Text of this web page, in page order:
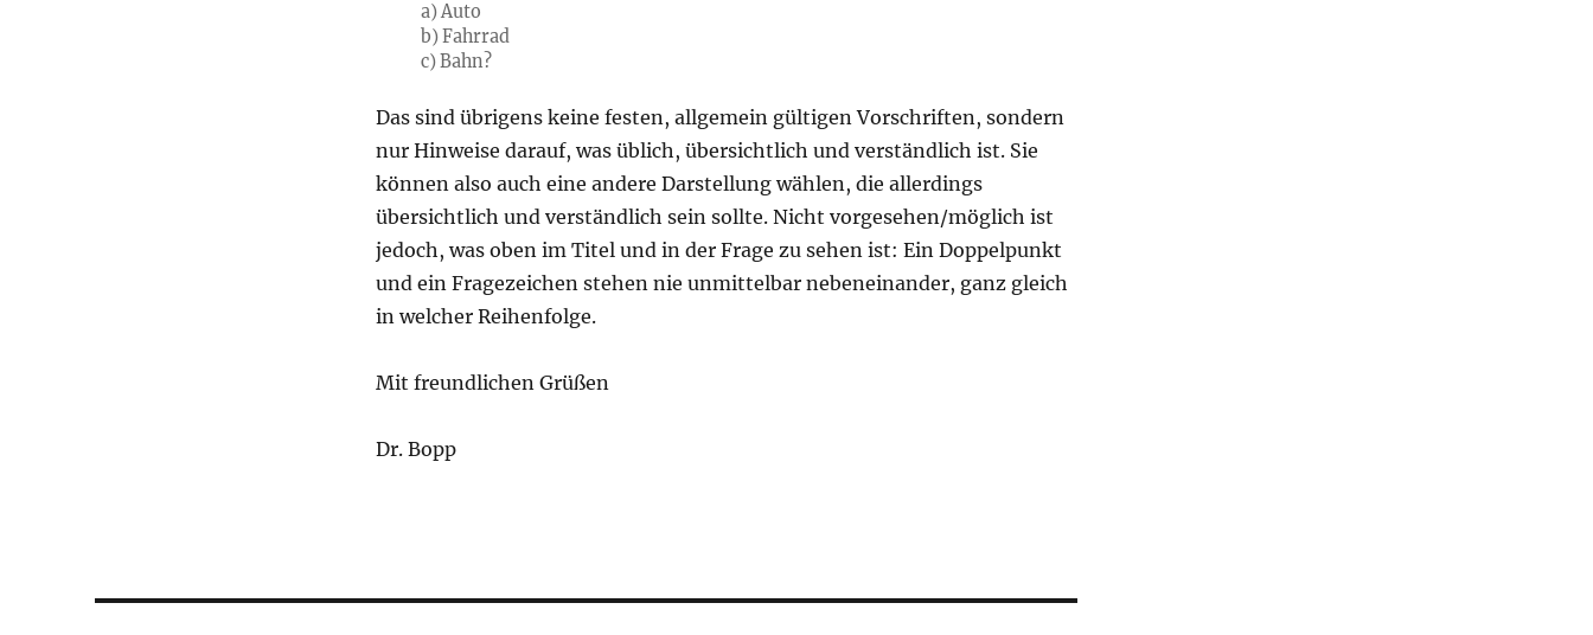
a) Auto
b) Fahrrad
c) Bahn?
Das sind übrigens keine festen, allgemein gültigen Vorschriften, sondern
nur Hinweise darauf, was üblich, übersichtlich und verständlich ist. Sie
können also auch eine andere Darstellung wählen, die allerdings
übersichtlich und verständlich sein sollte. Nicht vorgesehen/möglich ist
jedoch, was oben im Titel und in der Frage zu sehen ist: Ein Doppelpunkt
und ein Fragezeichen stehen nie unmittelbar nebeneinander, ganz gleich
in welcher Reihenfolge.
Mit freundlichen Grüßen
Dr. Bopp